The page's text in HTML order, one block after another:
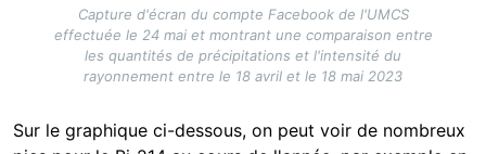
Capture d'écran du compte Facebook de l'UMCS
effectuée le 24 mai et montrant une comparaison entre
les quantités de précipitations et l'intensité du
rayonnement entre le 18 avril et le 18 mai 2023
Sur le graphique ci-dessous, on peut voir de nombreux